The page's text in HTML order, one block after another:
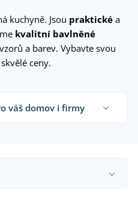
kuchyně. Jsou praktické a
kvalitní bavlněné
a barev. Vybavte svou
ceny.
váš domov i firmy